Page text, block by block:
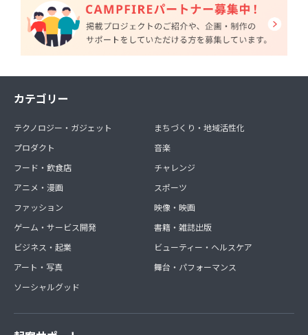
カテゴリー
テクノロジー・ガジェット
プロダクト
フード・飲食店
アニメ・漫画
ファッション
ゲーム・サービス開発
ビジネス・起業
アート・写真
ソーシャルグッド
まちづくり・地域活性化
音楽
チャレンジ
スポーツ
映像・映画
書籍・雑誌出版
ビューティー・ヘルスケア
舞台・パフォーマンス